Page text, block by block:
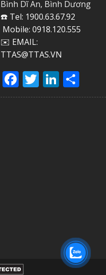
Bình Dĩ An, Bình Dương
☎️ Tel: 1900.63.67.92
Mobile: 0918.120.555
✉️ EMAIL:
TTAS@TTAS.VN
Facebook
Twitter